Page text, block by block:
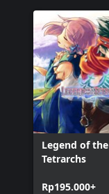
Legend of the
Tetrarchs
Rp195.000+